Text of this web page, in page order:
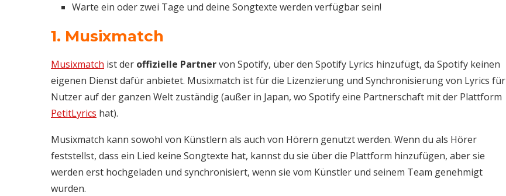
Warte ein oder zwei Tage und deine Songtexte werden verfügbar sein!
1. Musixmatch
Musixmatch ist der offizielle Partnervon Spotify, über den Spotify Lyrics hinzufügt, da Spotify keinen
eigenen Dienst dafür anbietet. Musixmatch ist für die Lizenzierung und Synchronisierung von Lyrics für
Nutzer auf der ganzen Welt zuständig (außer in Japan, wo Spotify eine Partnerschaft mit der Plattform
PetitLyrics hat).
Musixmatch kann sowohl von Künstlern als auch von Hörern genutzt werden. Wenn du als Hörer
feststellst, dass ein Lied keine Songtexte hat, kannst du sie über die Plattform hinzufügen, aber sie
werden erst hochgeladen und synchronisiert, wenn sie vom Künstler und seinem Team genehmigt
wurden.